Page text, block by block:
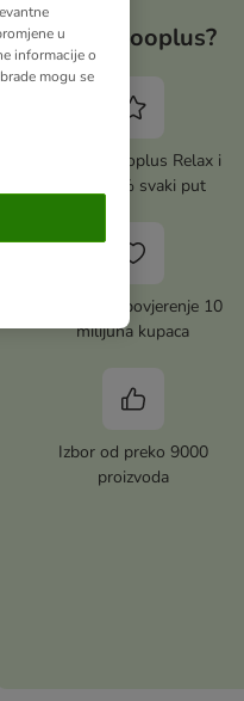
Zašto zooplus?
Aktiviraj zooplus Relax i
uštedi 5% svaki put
Zasluženo povjerenje 10
milijuna kupaca
Izbor od preko 9000
proizvoda
u
informacije o
mogu se